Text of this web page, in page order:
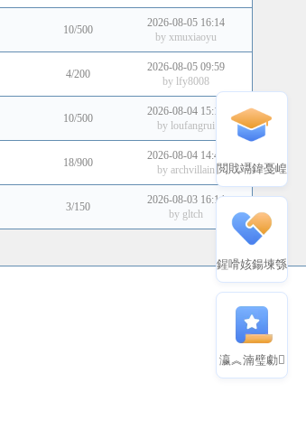
10/500
2026-08-05 16:14
by xmuxiaoyu
4/200
2026-08-05 09:59
by lfy8008
10/500
2026-08-04 15:10
by loufangrui
18/900
2026-08-04 14:42
by archvillain
3/150
2026-08-03 16:14
by gltch
閲戝竵鍏戞崲
鍟嗗姟鍚堜綔
瀛︽湳璧勮